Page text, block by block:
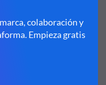
qué estás creando
con él.
infografía debe tener la